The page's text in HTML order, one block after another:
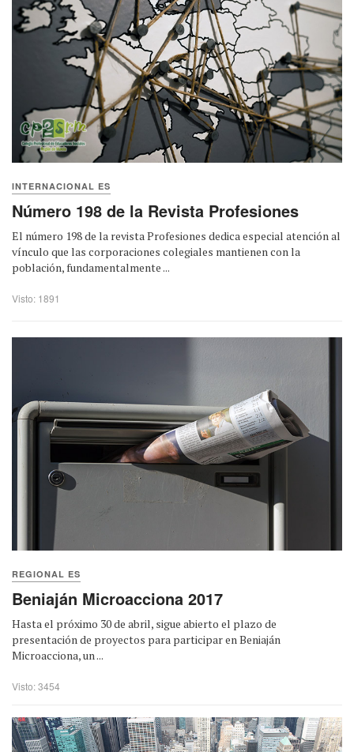
INTERNACIONAL ES
Número 198 de la Revista Profesiones
El número 198 de la revista Profesiones dedica especial atención al
vínculo que las corporaciones colegiales mantienen con la
población, fundamentalmente ...
Visto: 1891
REGIONAL ES
Beniaján Microacciona 2017
Hasta el próximo 30 de abril, sigue abierto el plazo de
presentación de proyectos para participar en Beniaján
Microacciona, un ...
Visto: 3454